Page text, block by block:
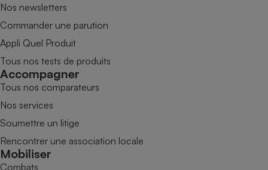
Nos newsletters
Commander une parution
Appli Quel Produit
Tous nos tests de produits
Accompagner
Tous nos comparateurs
Nos services
Soumettre un litige
Rencontrer une association locale
Mobiliser
Combats